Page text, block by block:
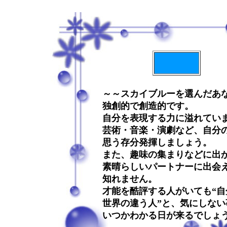
～～スカイブルーを選んだあ
独創的で創造的です。
自分を表現する力に溢れてい
芸術・音楽・演劇など、自分
思う存分発揮しましょう。
また、趣味の集まりなどに出
素晴らしいパートナーに出会
知れません。
才能を酷評する人がいても“
世界の違う人”と、気にしな
いつかわかる日が来るでしょ